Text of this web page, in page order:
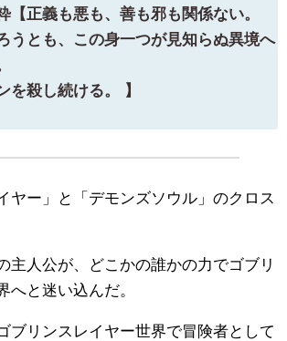
【正義も悪も、善も邪も関係ない。
うとも、この身一つが見知らぬ異境へ
殺し続ける。 】
ヤー」と「デモンズソウル」のクロス
主人公が、どこかの誰かの力でゴブリ
へと迷い込んだ。
ブリンスレイヤー世界で冒険者として